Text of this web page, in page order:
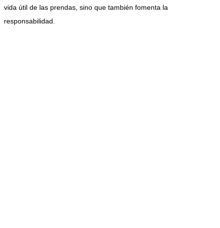
vida útil de las prendas, sino que también fomenta la
responsabilidad.